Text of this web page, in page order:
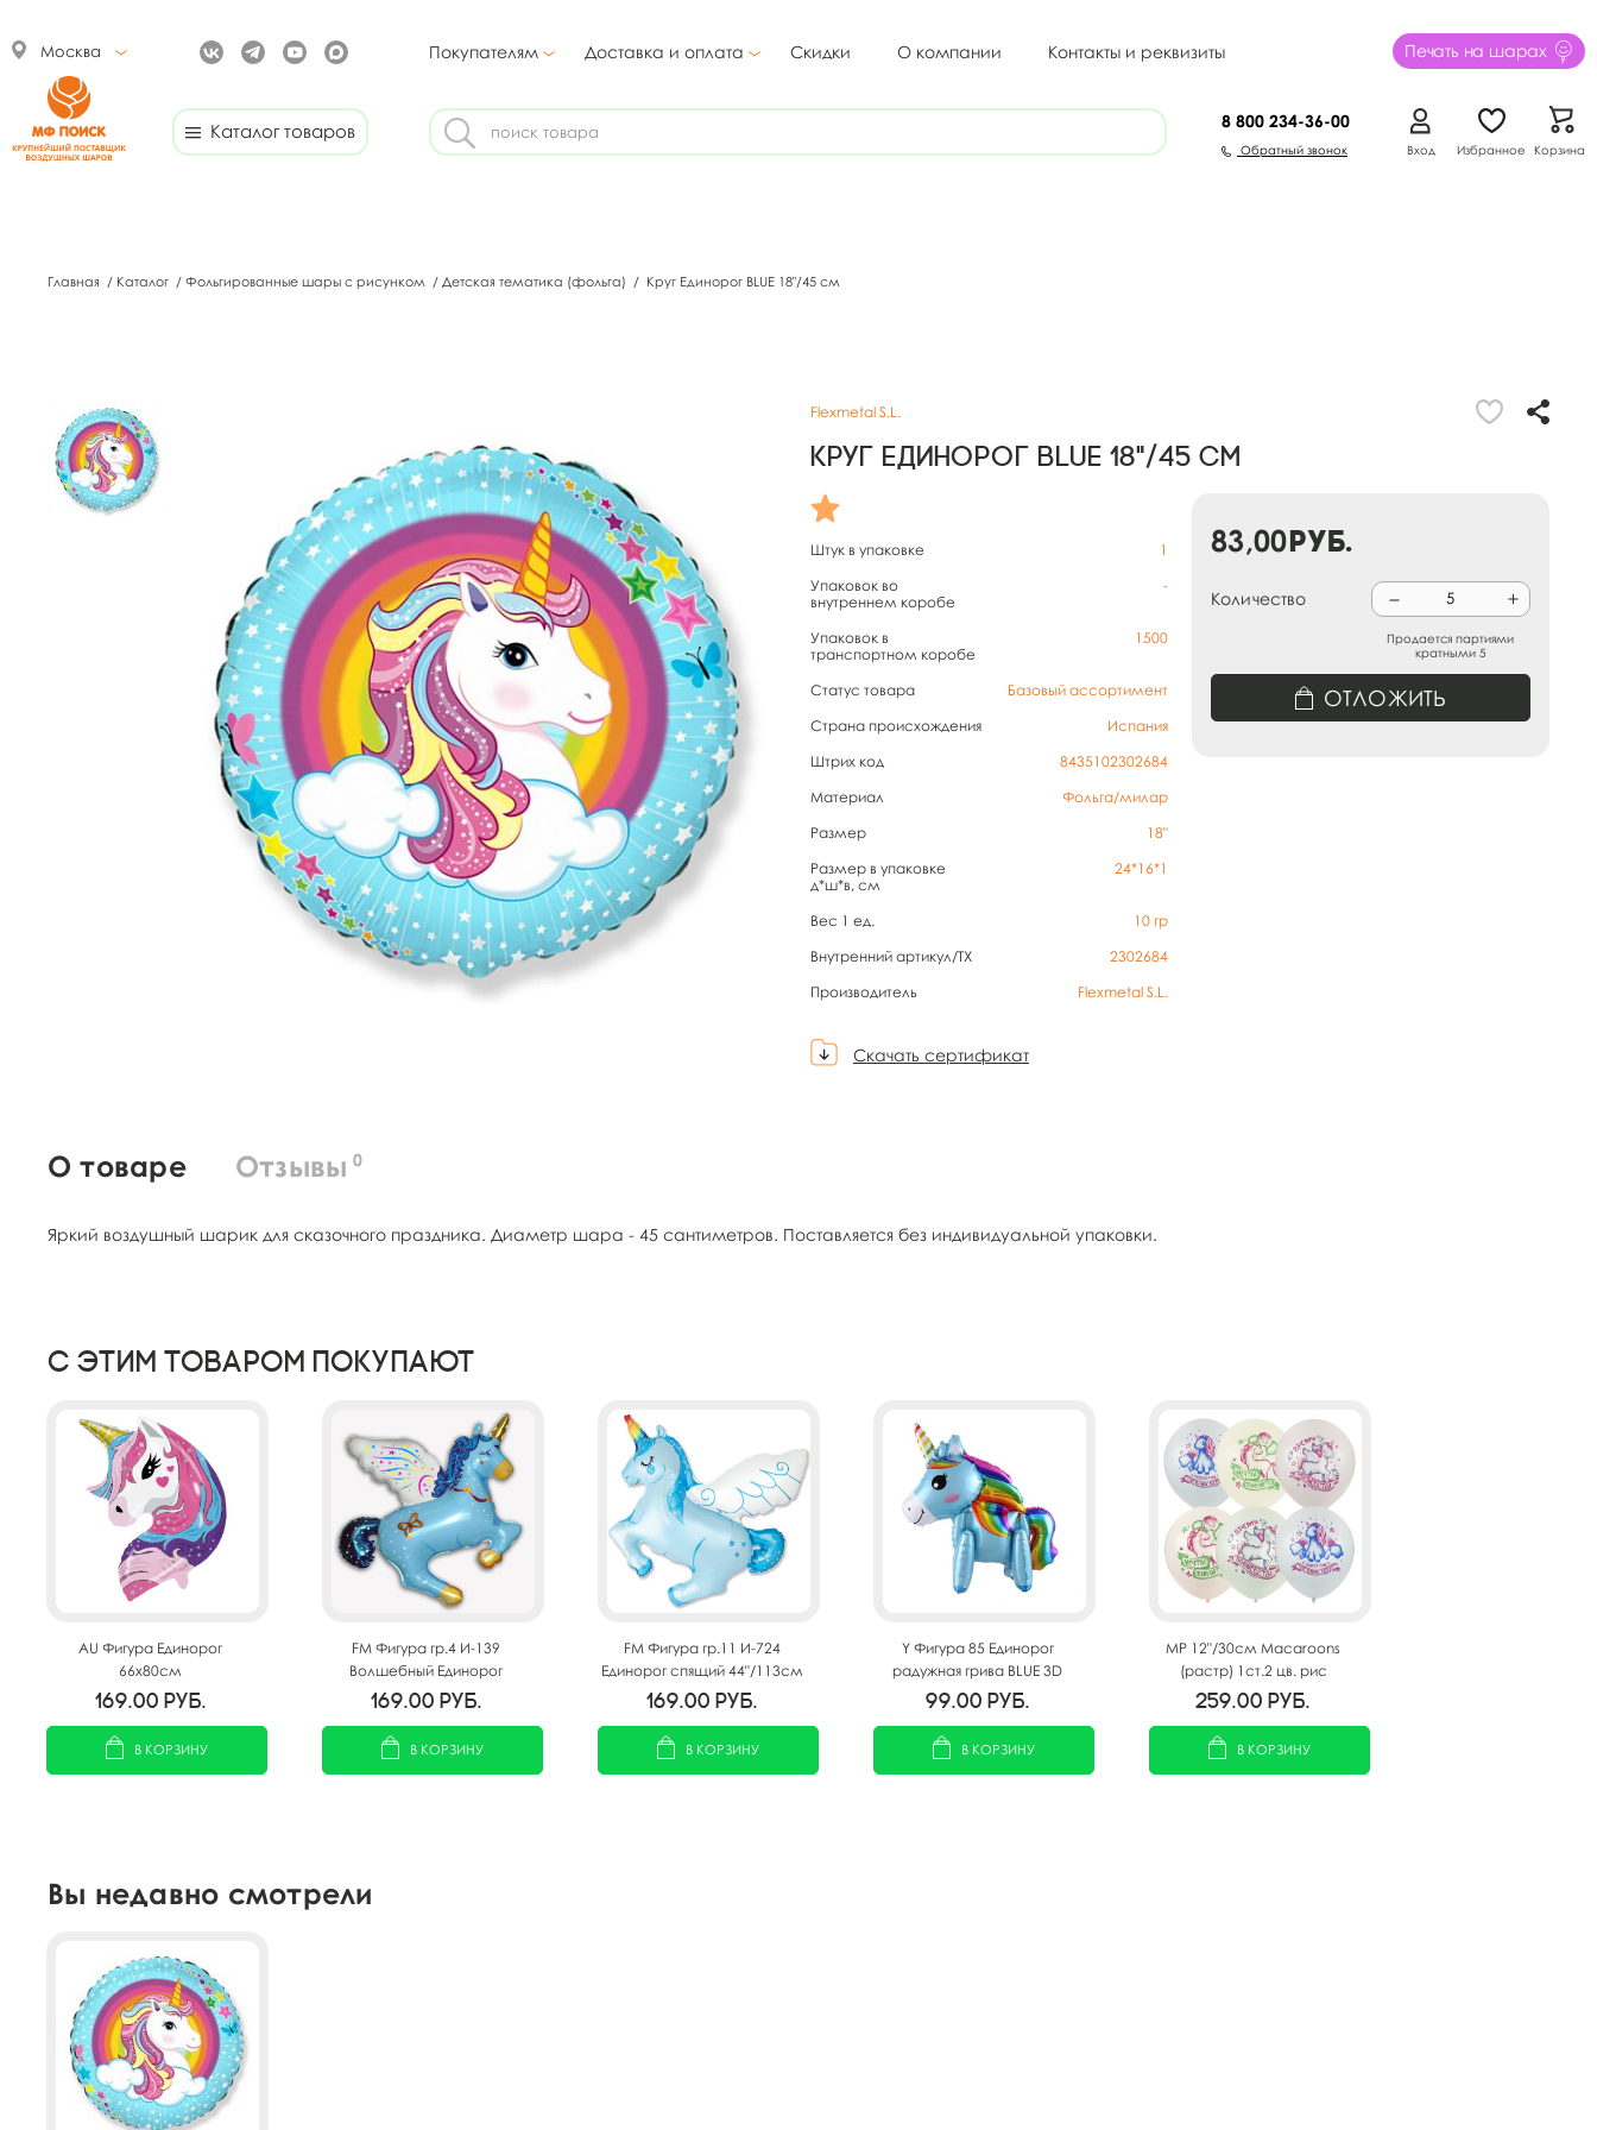
Москва Покупателям Доставка и оплата Скидки О компании Контакты и реквизиты Печать на шарах
Каталог товаров 8 800 234-36-00
Обратный звонок Вход Избранное Корзина
Главная / Каталог / Фольгированные шары с рисунком / Детская тематика (фольга) / Круг Единорог BLUE 18"/45 см
Flexmetal S.L.
Круг Единорог BLUE 18"/45 см
Штук в упаковке
1
Упаковок во
внутреннем коробе
-
Упаковок в
транспортном коробе
1500
Статус товара
Базовый ассортимент
Страна происхождения
Испания
Штрих код
8435102302684
Материал
Фольга/милар
Размер
18"
Размер в упаковке
д*ш*в, см
24*16*1
Вес 1 ед. 10 гр
Внутренний артикул/TX
2302684
Производитель
Flexmetal S.L.
Скачать сертификат
83,00руб.
Количество
Продается партиями
кратными 5
ОТЛОЖИТЬ
О товаре Отзывы 0
Яркий воздушный шарик для сказочного праздника. Диаметр шара - 45 сантиметров. Поставляется без индивидуальной упаковки.
С этим товаром покупают
AU Фигура Единорог
66х80см
169.00 руб.
В КОРЗИНУ
FM Фигура гр.4 И-139
Волшебный Единорог
голубой 113см X 108см
169.00 руб.
В КОРЗИНУ
FM Фигура гр.11 И-724
Единорог спящий 44"/113см
169.00 руб.
В КОРЗИНУ
Y Фигура 85 Единорог
радужная грива BLUE 3D
57см Х 75см
99.00 руб.
В КОРЗИНУ
MP 12"/30см Macaroons
(растр) 1ст.2 цв. рис
Волшебные Единороги 25шт
259.00 руб.
В КОРЗИНУ
Вы недавно смотрели